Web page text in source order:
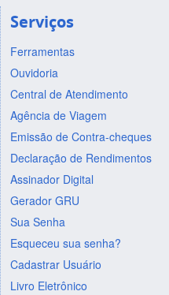
Serviços
Ferramentas
Ouvidoria
Central de Atendimento
Agência de Viagem
Emissão de Contra-cheques
Declaração de Rendimentos
Assinador Digital
Gerador GRU
Sua Senha
Esqueceu sua senha?
Cadastrar Usuário
Livro Eletrônico